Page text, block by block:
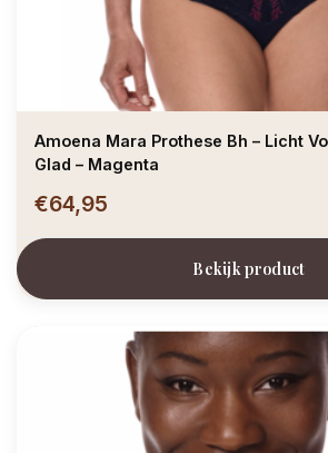
Amoena Mara Prothese Bh – Licht
Glad – Magenta
€64,95
Bekijk product